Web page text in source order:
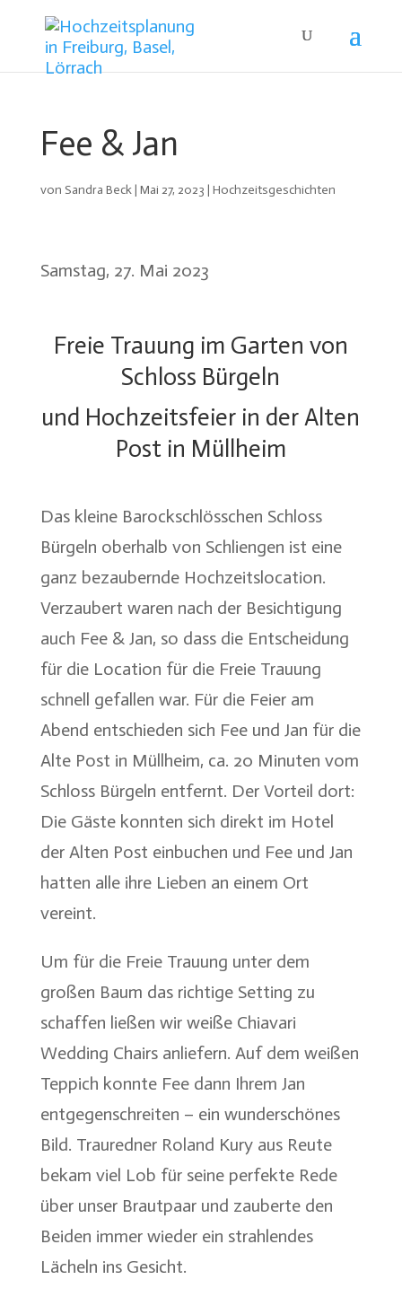
Fee & Jan
von Sandra Beck| Mai 27, 2023 | Hochzeitsgeschichten
Samstag, 27. Mai 2023
Freie Trauung im Garten von
Schloss Bürgeln
und Hochzeitsfeier in der Alten
Post in Müllheim
Das kleine Barockschlösschen Schloss
Bürgeln oberhalb von Schliengen ist eine
ganz bezaubernde Hochzeitslocation.
Verzaubert waren nach der Besichtigung
auch Fee & Jan, so dass die Entscheidung
für die Location für die Freie Trauung
schnell gefallen war. Für die Feier am
Abend entschieden sich Fee und Jan für die
Alte Post in Müllheim, ca. 20 Minuten vom
Schloss Bürgeln entfernt. Der Vorteil dort:
Die Gäste konnten sich direkt im Hotel
der Alten Post einbuchen und Fee und Jan
hatten alle ihre Lieben an einem Ort
vereint.
Um für die Freie Trauung unter dem
großen Baum das richtige Setting zu
schaffen ließen wir weiße Chiavari
Wedding Chairs anliefern. Auf dem weißen
Teppich konnte Fee dann Ihrem Jan
entgegenschreiten – ein wunderschönes
Bild. Trauredner Roland Kury aus Reute
bekam viel Lob für seine perfekte Rede
über unser Brautpaar und zauberte den
Beiden immer wieder ein strahlendes
Lächeln ins Gesicht.